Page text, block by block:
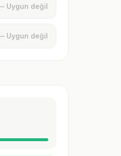
Uygun değil
Uygun değil